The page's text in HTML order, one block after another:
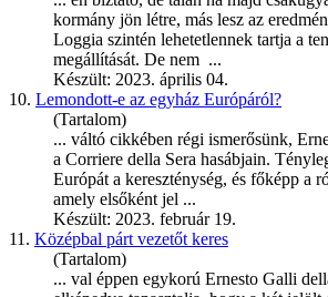
kormány jön létre, más lesz az
Loggia szintén lehetetlennek tartja a
megállítását. De nem ...
Készült: 2023. április 04.
10. Lemondott-e az egyház Európáról?
(Tartalom)
... váltó cikkében régi ismerősünk,
a Corriere della Sera hasábjain.
Európát a kereszténység, és főképp a
amely elsőként jel ...
Készült: 2023. február 19.
11. Középbal párt vezetőt keres
(Tartalom)
... val éppen egykorú Ernesto Galli